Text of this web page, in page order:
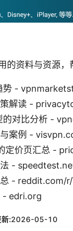
的资料与资源，
势 -
解读 -
的对比分析 -
案例 -
定价页汇总 -
-
- reddit.com/
- edri.org
:2026-05-10